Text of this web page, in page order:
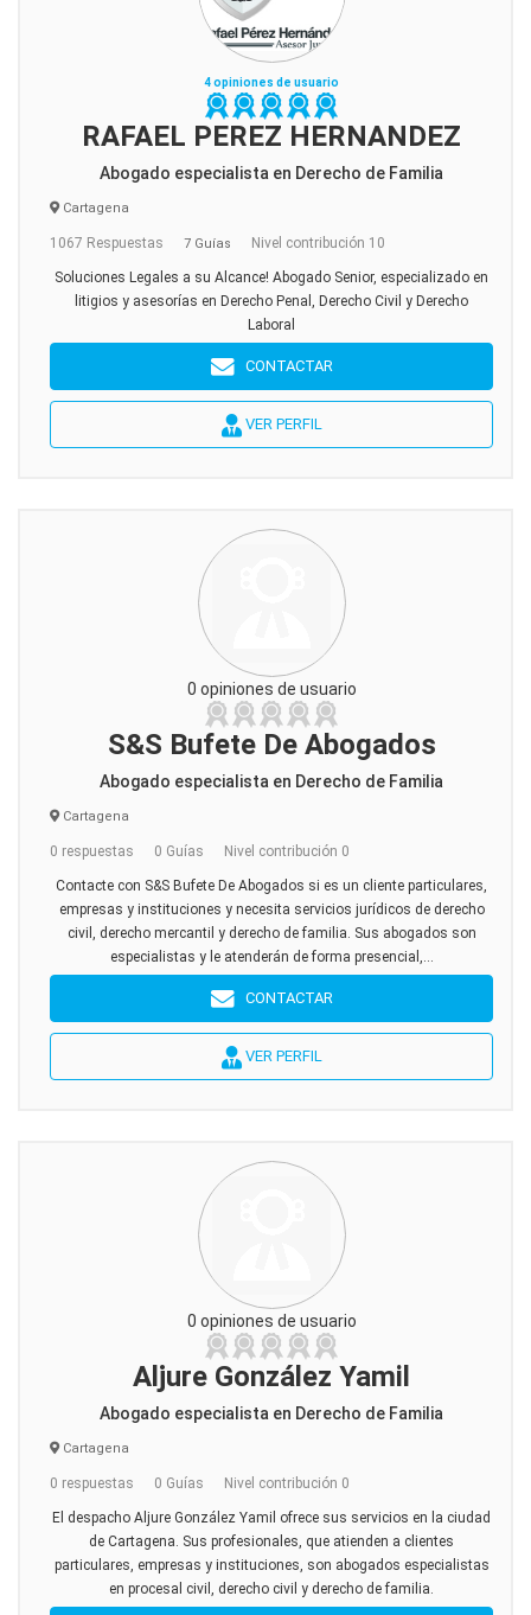
4 opiniones de usuario
RAFAEL PEREZ HERNANDEZ
Abogado especialista en Derecho de Familia
Cartagena
1067 Respuestas 7 Guías Nivel contribución 10
Soluciones Legales a su Alcance! Abogado Senior, especializado en
litigios y asesorías en Derecho Penal, Derecho Civil y Derecho
Laboral
CONTACTAR
VER PERFIL
0 opiniones de usuario
S&S Bufete De Abogados
Abogado especialista en Derecho de Familia
Cartagena
0 respuestas 0 Guías Nivel contribución 0
Contacte con S&S Bufete De Abogados si es un cliente particulares,
empresas y instituciones y necesita servicios jurídicos de derecho
civil, derecho mercantil y derecho de familia. Sus abogados son
especialistas y le atenderán de forma presencial,...
CONTACTAR
VER PERFIL
0 opiniones de usuario
Aljure González Yamil
Abogado especialista en Derecho de Familia
Cartagena
0 respuestas 0 Guías Nivel contribución 0
El despacho Aljure González Yamil ofrece sus servicios en la ciudad
de Cartagena. Sus profesionales, que atienden a clientes
particulares, empresas y instituciones, son abogados especialistas
en procesal civil, derecho civil y derecho de familia.